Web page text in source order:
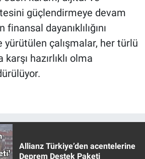
güçlendirmeye devam
finansal dayanıklılığını
yürütülen çalışmalar, her türlü
hazırlıklı olma
Allianz Türkiye’den acentelerine
Deprem Destek Paketi